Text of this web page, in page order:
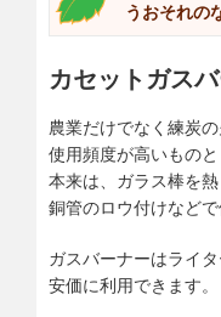
うおそれの
カセットガス
農業だけでなく練炭
使用頻度が高いもの
本来は、ガラス棒を熱
銅管のロウ付けなど
ガスバーナーはライ
安価に利用できます。